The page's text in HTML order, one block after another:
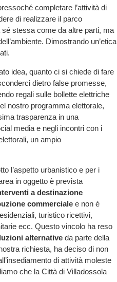
completare l’attività di
di realizzare il parco
stessa come da altre parti, ma
Dimostrando un’etica
idea, quanto ci si chiede di fare
dietro false promesse,
regali sulle bollette elettriche
nostro programma elettorale,
trasparenza in una
media e negli incontri con i
un ampio
l’aspetto urbanistico e per i
in oggetto è prevista
a destinazione
commerciale e non è
turistico ricettivi,
ecc. Questo vincolo ha reso
alternative da parte della
richiesta, ha deciso di non
di attività moleste
che la Città di Villadossola